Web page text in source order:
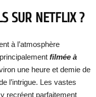
SUR NETFLIX ?
à l’atmosphère
filmée à
une heure et demie de
l’intrigue. Les vastes
recréent parfaitement